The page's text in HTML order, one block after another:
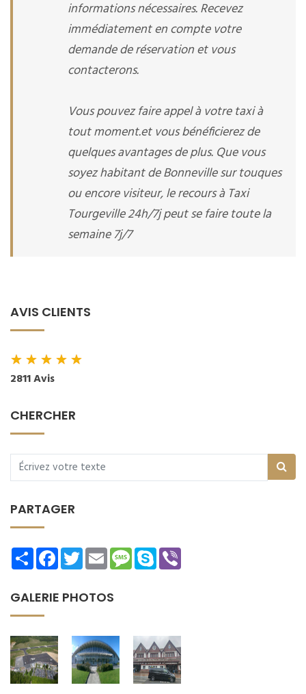
informations nécessaires. Recevez
immédiatement en compte votre
demande de réservation et vous
contacterons.
Vous pouvez faire appel à votre taxi à
tout moment.et vous bénéficierez de
quelques avantages de plus. Que vous
soyez habitant de Bonneville sur touques
ou encore visiteur, le recours à Taxi
Tourgeville 24h/7j peut se faire toute la
semaine 7j/7
AVIS CLIENTS
★★★★★
2811 Avis
CHERCHER
PARTAGER
ShareFacebookTwitterEmailMessage
Skype
GALERIE PHOTOS